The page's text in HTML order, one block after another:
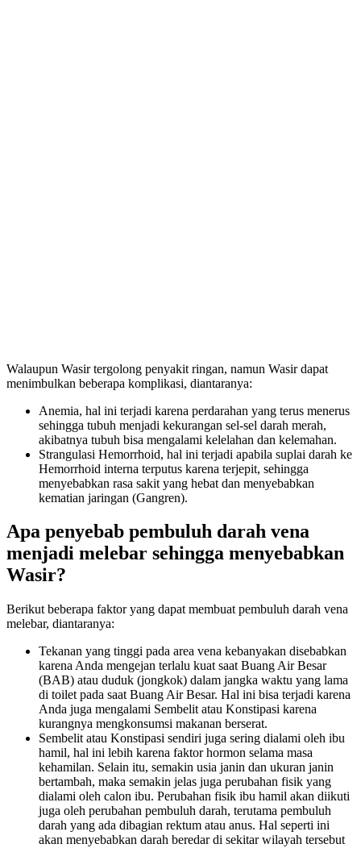
Walaupun Wasir tergolong penyakit ringan, namun Wasir dapat
menimbulkan beberapa komplikasi, diantaranya:
Anemia, hal ini terjadi karena perdarahan yang terus menerus
sehingga tubuh menjadi kekurangan sel-sel darah merah,
akibatnya tubuh bisa mengalami kelelahan dan kelemahan.
Strangulasi Hemorrhoid, hal ini terjadi apabila suplai darah ke
Hemorrhoid interna terputus karena terjepit, sehingga
menyebabkan rasa sakit yang hebat dan menyebabkan
kematian jaringan (Gangren).
Apa penyebab pembuluh darah vena
menjadi melebar sehingga menyebabkan
Wasir?
Berikut beberapa faktor yang dapat membuat pembuluh darah vena
melebar, diantaranya:
Tekanan yang tinggi pada area vena kebanyakan disebabkan
karena Anda mengejan terlalu kuat saat Buang Air Besar
(BAB) atau duduk (jongkok) dalam jangka waktu yang lama
di toilet pada saat Buang Air Besar. Hal ini bisa terjadi karena
Anda juga mengalami Sembelit atau Konstipasi karena
kurangnya mengkonsumsi makanan berserat.
Sembelit atau Konstipasi sendiri juga sering dialami oleh ibu
hamil, hal ini lebih karena faktor hormon selama masa
kehamilan. Selain itu, semakin usia janin dan ukuran janin
bertambah, maka semakin jelas juga perubahan fisik yang
dialami oleh calon ibu. Perubahan fisik ibu hamil akan diikuti
juga oleh perubahan pembuluh darah, terutama pembuluh
darah yang ada dibagian rektum atau anus. Hal seperti ini
akan menyebabkan darah beredar di sekitar wilayah tersebut